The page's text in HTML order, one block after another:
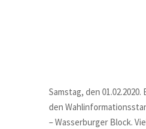
Samstag, den
den
– Wasserburger Block.